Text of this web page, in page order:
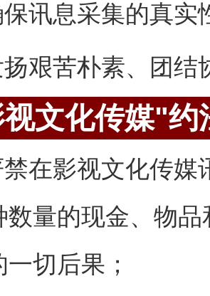
讯息采集的真实
艰苦朴素、团结
文化传媒"约
在影视文化传媒
数量的现金、物
切后果；